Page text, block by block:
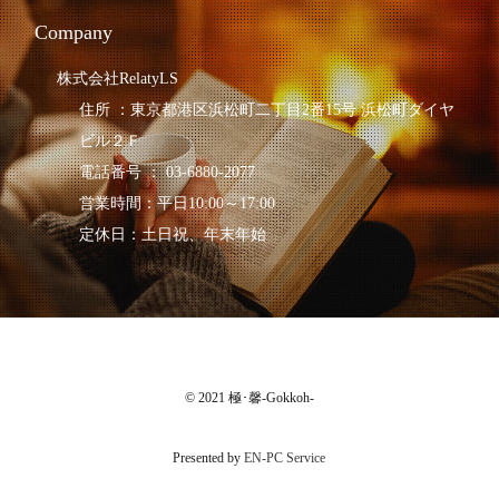
Company
株式会社RelatyLS
住所 ：東京都港区浜松町二丁目2番15号 浜松町ダイヤ
ビル２Ｆ
電話番号 ： 03-6880-2077
営業時間：平日10:00～17:00
定休日：土日祝、年末年始
© 2021 極･馨-Gokkoh-
Presented byEN-PC Service